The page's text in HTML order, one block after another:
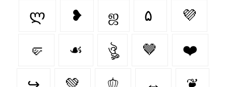
ლ ❥ ஜ ۵ 💜
🤛 ☙ ঔৣ 🤎 ❤️‍